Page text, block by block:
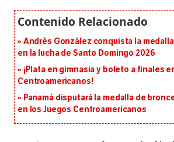
Andrés González conquista la medalla
en la lucha de Santo Domingo 2026
¡Plata en gimnasia y boleto a finales
Centroamericanos!
Panamá disputará la medalla de
en los Juegos Centroamericanos